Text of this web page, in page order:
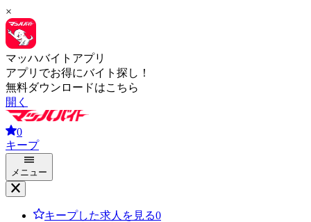
×
マッハバイトアプリ
アプリでお得にバイト探し！
無料ダウンロードはこちら
開く
0
キープ
メニュー
キープした求人を見る0